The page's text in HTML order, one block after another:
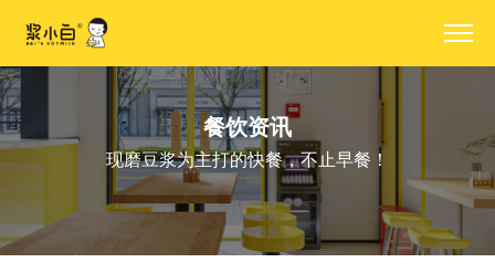
餐饮资讯
现磨豆浆为主打的快餐，不止早餐！